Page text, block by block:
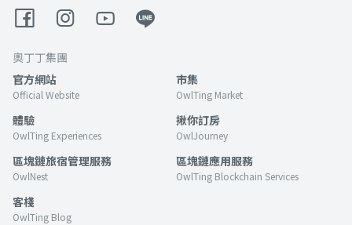
奧丁丁集團
官方網站
Official Website
市集
OwlTing Market
體驗
OwlTing Experiences
揪你訂房
OwlJourney
區塊鏈旅宿管理服務
OwlNest
區塊鏈應用服務
OwlTing Blockchain Services
客棧
OwlTing Blog